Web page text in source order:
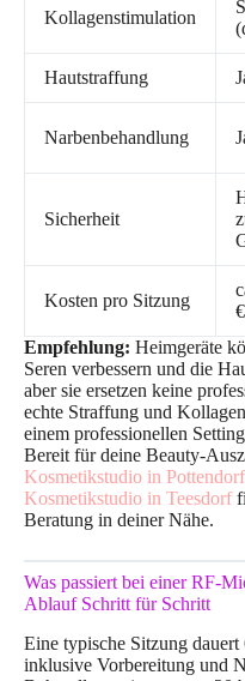
Kollagenstimulation
Hautstraffung
Narbenbehandlung
Sicherheit
Kosten pro Sitzung
€
Empfehlung: Heimgeräte
Seren verbessern und die
aber sie ersetzen keine
echte Straffung und
einem professionellen
Bereit für deine Beauty-
Kosmetikstudio in Pottendorf
Kosmetikstudio in Teesdorf
Beratung in deiner Nähe.
Was passiert bei einer RF-
Ablauf Schritt für Schritt
Eine typische Sitzung
inklusive Vorbereitung und